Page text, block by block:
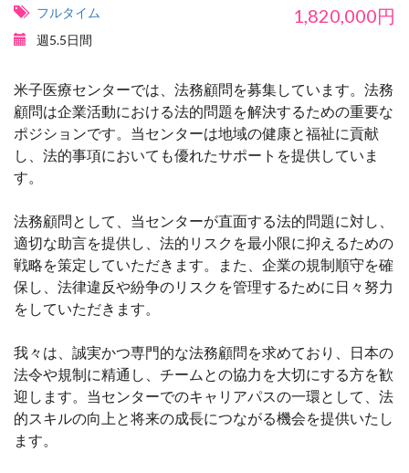
フルタイム
週5.5日間
1,820,000円
米子医療センターでは、法務顧問を募集しています。法務
顧問は企業活動における法的問題を解決するための重要な
ポジションです。当センターは地域の健康と福祉に貢献
し、法的事項においても優れたサポートを提供していま
す。
法務顧問として、当センターが直面する法的問題に対し、
適切な助言を提供し、法的リスクを最小限に抑えるための
戦略を策定していただきます。また、企業の規制順守を確
保し、法律違反や紛争のリスクを管理するために日々努力
をしていただきます。
我々は、誠実かつ専門的な法務顧問を求めており、日本の
法令や規制に精通し、チームとの協力を大切にする方を歓
迎します。当センターでのキャリアパスの一環として、法
的スキルの向上と将来の成長につながる機会を提供いたし
ます。